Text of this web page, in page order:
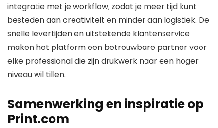
integratie met je workflow, zodat je meer tijd kunt
besteden aan creativiteit en minder aan logistiek. De
snelle levertijden en uitstekende klantenservice
maken het platform een betrouwbare partner voor
elke professional die zijn drukwerk naar een hoger
niveau wil tillen.
Samenwerking en inspiratie op
Print.com